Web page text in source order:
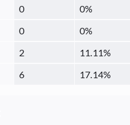
0 0%
0 0%
2 11.11%
6 17.14%